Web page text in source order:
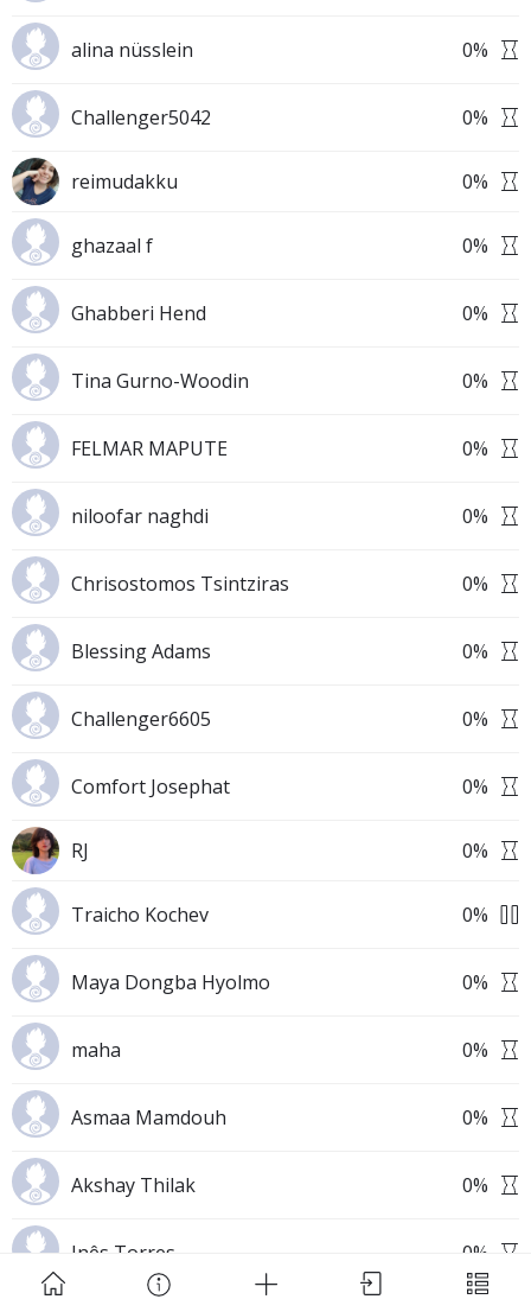
alina nüsslein 0%
Challenger5042 0%
reimudakku 0%
ghazaal f 0%
Ghabberi Hend 0%
Tina Gurno-Woodin 0%
FELMAR MAPUTE 0%
niloofar naghdi 0%
Chrisostomos Tsintziras 0%
Blessing Adams 0%
Challenger6605 0%
Comfort Josephat 0%
RJ 0%
Traicho Kochev 0%
Maya Dongba Hyolmo 0%
maha 0%
Asmaa Mamdouh 0%
Akshay Thilak 0%
Inês Torres 0%
Challenge Achieved is self-improvement social
network. Start creating challenges, set goals and
make new habits!
Skip Download App